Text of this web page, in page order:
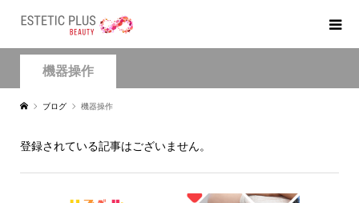
機器操作
ブログ 機器操作
登録されている記事はございません。